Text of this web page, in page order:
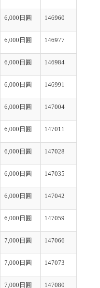
6,000日圓 146960
6,000日圓 146977
6,000日圓 146984
6,000日圓 146991
6,000日圓 147004
6,000日圓 147011
6,000日圓 147028
6,000日圓 147035
6,000日圓 147042
6,000日圓 147059
7,000日圓 147066
7,000日圓 147073
7,000日圓 147080